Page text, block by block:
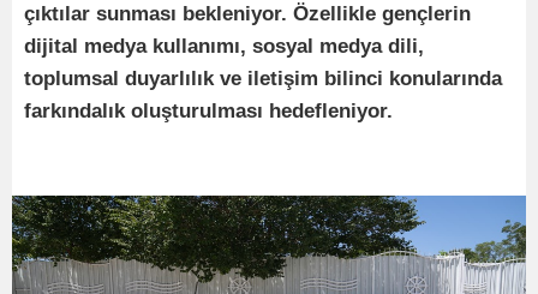
çıktılar sunması bekleniyor. Özellikle gençlerin
dijital medya kullanımı, sosyal medya dili,
toplumsal duyarlılık ve iletişim bilinci konularında
farkındalık oluşturulması hedefleniyor.